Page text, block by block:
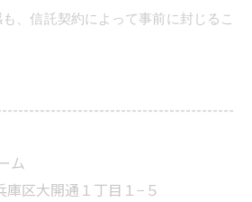
、信託契約によって事前に封じるこ
ム
区大開通１丁目１−５